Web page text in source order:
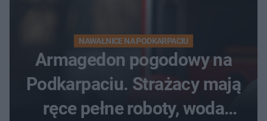
NAWAŁNICE NA PODKARPACIU
Armagedon pogodowy na
Podkarpaciu. Strażacy mają
ręce pełne roboty, woda